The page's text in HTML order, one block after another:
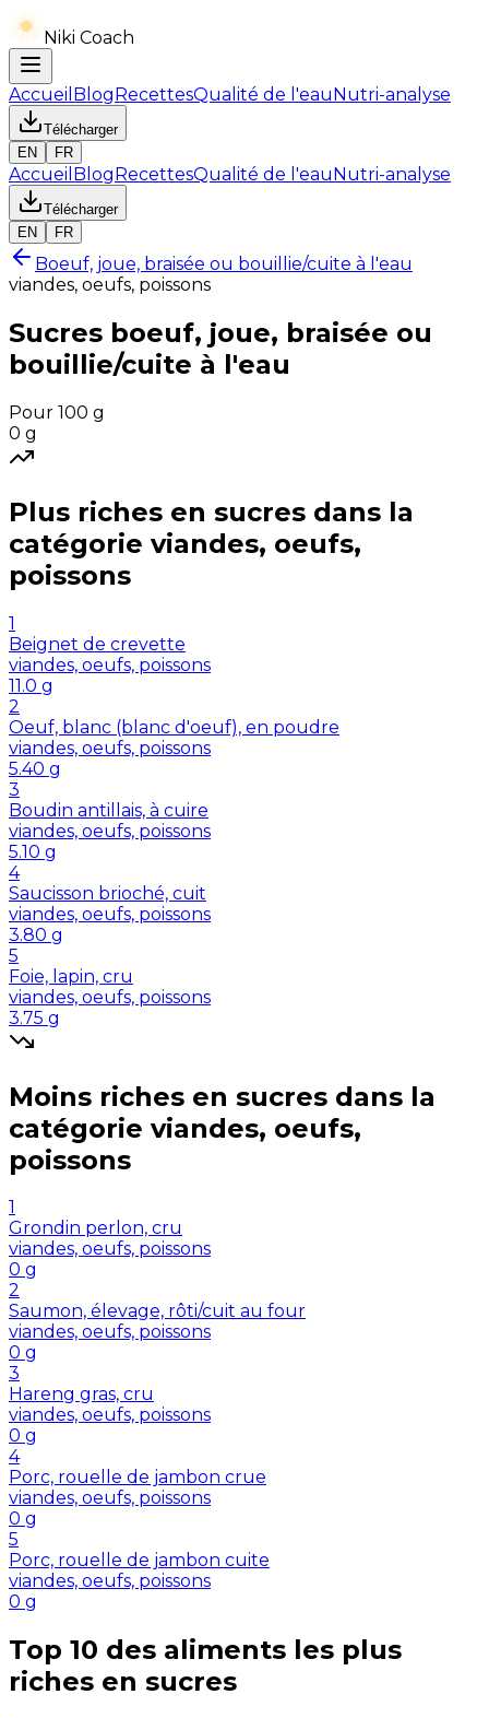
Niki Coach
Accueil BlogRecettesQualité de l'eauNutri-analyse
Télécharger
EN
FR
Accueil BlogRecettesQualité de l'eauNutri-analyse
Télécharger
EN
FR
Boeuf, joue, braisée ou bouillie/cuite à l'eau
viandes, oeufs, poissons
Sucres boeuf, joue, braisée ou
bouillie/cuite à l'eau
Pour 100 g
0 g
Plus riches en sucres dans la
catégorie viandes, oeufs,
poissons
1
Beignet de crevette
viandes, oeufs, poissons
11.0 g
2
Oeuf, blanc (blanc d'oeuf), en poudre
viandes, oeufs, poissons
5.40 g
3
Boudin antillais, à cuire
viandes, oeufs, poissons
5.10 g
4
Saucisson brioché, cuit
viandes, oeufs, poissons
3.80 g
5
Foie, lapin, cru
viandes, oeufs, poissons
3.75 g
Moins riches en sucres dans la
catégorie viandes, oeufs,
poissons
1
Grondin perlon, cru
viandes, oeufs, poissons
0 g
2
Saumon, élevage, rôti/cuit au four
viandes, oeufs, poissons
0 g
3
Hareng gras, cru
viandes, oeufs, poissons
0 g
4
Porc, rouelle de jambon crue
viandes, oeufs, poissons
0 g
5
Porc, rouelle de jambon cuite
viandes, oeufs, poissons
0 g
Top 10 des aliments les plus
riches en sucres